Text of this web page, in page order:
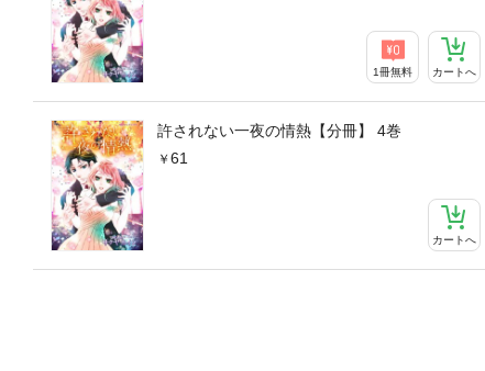
1冊無料 カートへ
許されない一夜の情熱【分冊】 4巻
61
カートへ